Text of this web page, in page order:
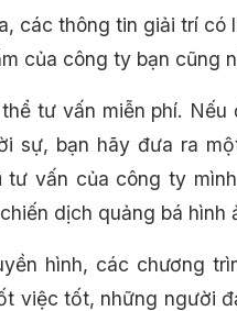
các thông tin giải trí
của công ty bạn cũng
tư vấn miễn phí.
sự, bạn hãy đưa ra
tư vấn của công ty
dịch quảng bá hình
hình, các chương
việc tốt, những người